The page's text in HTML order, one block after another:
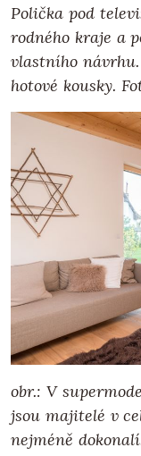
Polička pod
rodného kraje a
vlastního
hotové kousky.
obr.: V
jsou majitelé v
nejméně